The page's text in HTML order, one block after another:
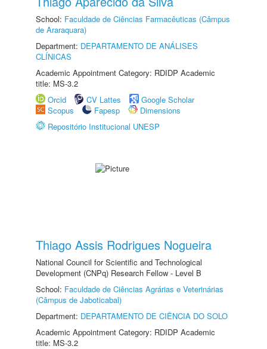
School: Faculdade de Ciências Farmacêuticas (Câmpus
de Araraquara)
Department: DEPARTAMENTO DE ANÁLISES
CLÍNICAS
Academic Appointment Category: RDIDP Academic
title: MS-3.2
Orcid
CV Lattes
Google Scholar
Scopus
Fapesp
Dimensions
Repositório Institucional UNESP
Thiago Assis Rodrigues Nogueira
National Council for Scientific and Technological
Development (CNPq) Research Fellow - Level B
School: Faculdade de Ciências Agrárias e Veterinárias
(Câmpus de Jaboticabal)
Department: DEPARTAMENTO DE CIÊNCIA DO SOLO
Academic Appointment Category: RDIDP Academic
title: MS-3.2